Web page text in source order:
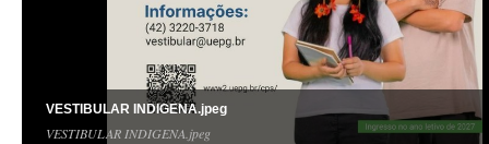
VESTIBULAR INDIGENA.jpeg
VESTIBULAR INDIGENA.jpeg